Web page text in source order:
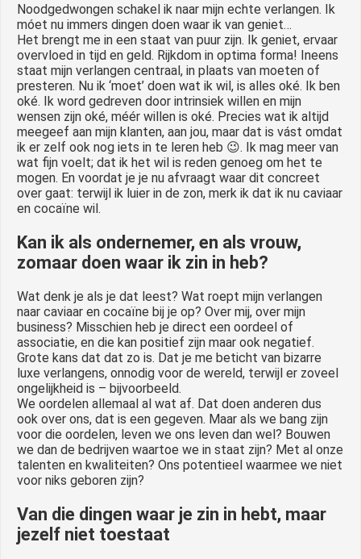
Noodgedwongen schakel ik naar mijn echte verlangen. Ik
móet nu immers dingen doen waar ik van geniet…
Het brengt me in een staat van puur zijn. Ik geniet, ervaar
overvloed in tijd en geld. Rijkdom in optima forma! Ineens
staat mijn verlangen centraal, in plaats van moeten of
presteren. Nu ik ‘moet’ doen wat ik wil, is alles oké. Ik ben
oké. Ik word gedreven door intrinsiek willen en mijn
wensen zijn oké, méér willen is oké. Precies wat ik altijd
meegeef aan mijn klanten, aan jou, maar dat is vást omdat
ik er zelf ook nog iets in te leren heb 😉. Ik mag meer van
wat fijn voelt; dat ik het wil is reden genoeg om het te
mogen. En voordat je je nu afvraagt waar dit concreet
over gaat: terwijl ik luier in de zon, merk ik dat ik nu caviaar
en cocaïne wil.
Kan ik als ondernemer, en als vrouw,
zomaar doen waar ik zin in heb?
Wat denk je als je dat leest? Wat roept mijn verlangen
naar caviaar en cocaïne bij je op? Over mij, over mijn
business? Misschien heb je direct een oordeel of
associatie, en die kan positief zijn maar ook negatief.
Grote kans dat dat zo is. Dat je me beticht van bizarre
luxe verlangens, onnodig voor de wereld, terwijl er zoveel
ongelijkheid is – bijvoorbeeld.
We oordelen allemaal al wat af. Dat doen anderen dus
ook over ons, dat is een gegeven. Maar als we bang zijn
voor die oordelen, leven we ons leven dan wel? Bouwen
we dan de bedrijven waartoe we in staat zijn? Met al onze
talenten en kwaliteiten? Ons potentieel waarmee we niet
voor niks geboren zijn?
Van die dingen waar je zin in hebt, maar
jezelf niet toestaat